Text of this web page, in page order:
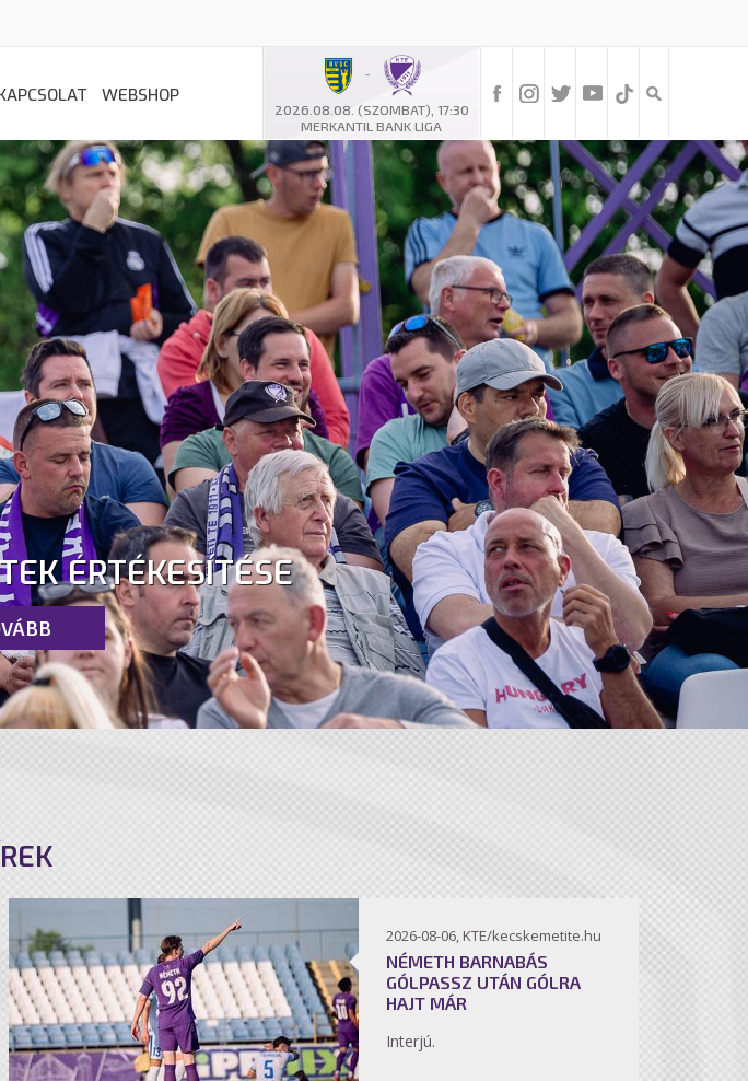
-
2026.08.08. (SZOMBAT), 17:30
MERKANTIL BANK LIGA
WEBSHOP
ÉRTÉKESÍTÉSE
2026-08-06, KTE/kecskemetite.hu
NÉMETH BARNABÁS
GÓLPASSZ UTÁN GÓLRA
HAJT MÁR
Interjú.